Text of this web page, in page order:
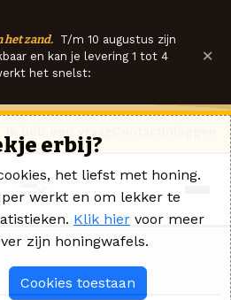
het zand. T/m 10 augustus zijn
en kan je levering 1 tot 4
het snelst:
×
erbij?
het liefst met honing.
werkt en om lekker te
Klik hier voor meer
zijn honingwafels.
Cookies toestaan